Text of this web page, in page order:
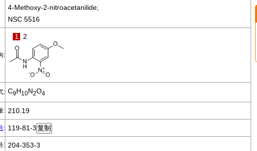
4-Methoxy-2-nitroacetanilide;
NSC 5516
:
1 2
: C9H10N2O4
: 210.19
: 119-81-3
: 204-353-3